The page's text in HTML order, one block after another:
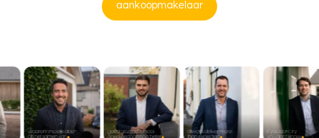
aankoopmakelaar